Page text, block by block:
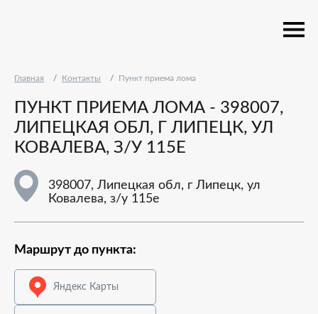
Главная Контакты Пункт приема лома
ПУНКТ ПРИЕМА ЛОМА - 398007,
ЛИПЕЦКАЯ ОБЛ, Г ЛИПЕЦК, УЛ
КОВАЛЕВА, З/У 115Е
398007, Липецкая обл, г Липецк, ул
Ковалева, з/у 115е
Маршрут до пункта:
Яндекс Карты